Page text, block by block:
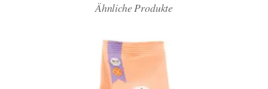
Ähnliche Produkte